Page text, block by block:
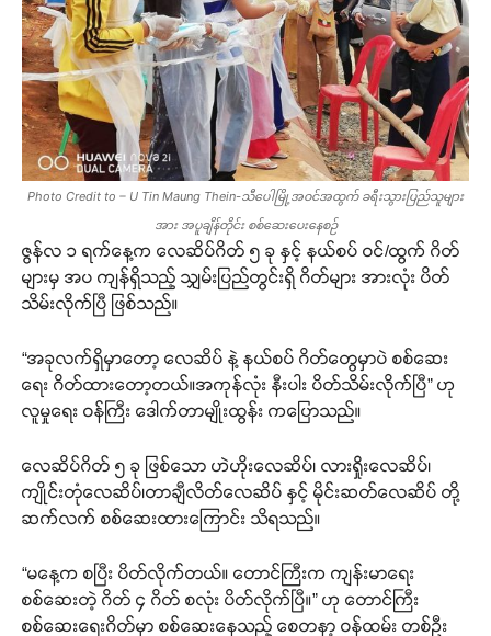
Photo Credit to – U Tin Maung Thein-သီပေါမြို့အဝင်အထွက် ခရီးသွားပြည်သူများ
အား အပူချိန်တိုင်း စစ်ဆေးပေးနေစဉ်
ဇွန်လ ၁ ရက်နေ့က လေဆိပ်ဂိတ် ၅ ခု နှင့် နယ်စပ် ဝင်/ထွက် ဂိတ်
များမှ အပ ကျန်ရှိသည့် သျှမ်းပြည်တွင်းရှိ ဂိတ်များ အားလုံး ပိတ်
သိမ်းလိုက်ပြီ ဖြစ်သည်။
“အခုလက်ရှိမှာတော့ လေဆိပ် နဲ့ နယ်စပ် ဂိတ်တွေမှာပဲ စစ်ဆေး
ရေး ဂိတ်ထားတော့တယ်။အကုန်လုံး နီးပါး ပိတ်သိမ်းလိုက်ပြီ” ဟု
လူမှုရေး ဝန်ကြီး ဒေါက်တာမျိုးထွန်း ကပြောသည်။
လေဆိပ်ဂိတ် ၅ ခု ဖြစ်သော ဟဲဟိုးလေဆိပ်၊ လားရှိုးလေဆိပ်၊
ကျိုင်းတုံလေဆိပ်၊တာချီလိတ်လေဆိပ် နှင့် မိုင်းဆတ်လေဆိပ် တို့
ဆက်လက် စစ်ဆေးထားကြောင်း သိရသည်။
“မနေ့က စပြီး ပိတ်လိုက်တယ်။ တောင်ကြီးက ကျန်းမာရေး
စစ်ဆေးတဲ့ ဂိတ် ၄ ဂိတ် စလုံး ပိတ်လိုက်ပြီ။” ဟု တောင်ကြီး
စစ်ဆေးရေးဂိတ်မှာ စစ်ဆေးနေသည့် စေတနာ့ ဝန်ထမ်း တစ်ဦး